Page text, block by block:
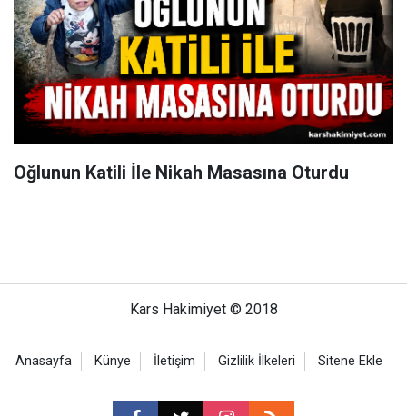
Oğlunun Katili İle Nikah Masasına Oturdu
Kars Hakimiyet © 2018
Anasayfa Künye İletişim Gizlilik İlkeleri Sitene Ekle